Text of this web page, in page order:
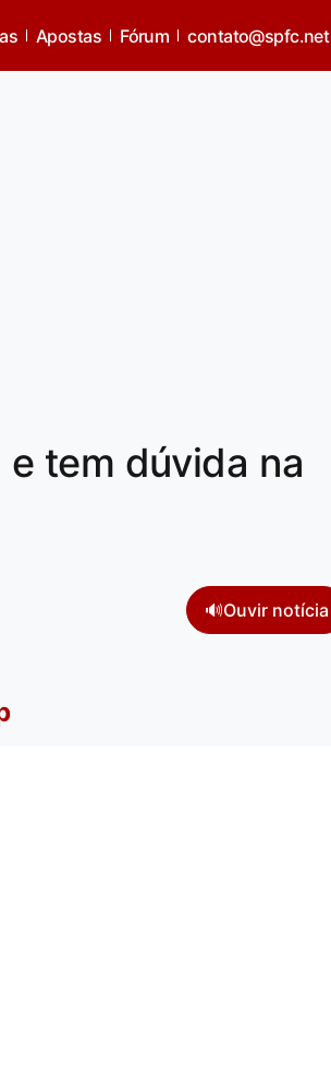
Apostas Fórum contato@spfc.net
tem dúvida na
🔊Ouvir notícia